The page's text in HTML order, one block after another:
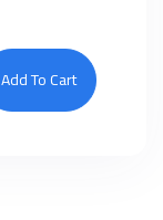
Add To Cart